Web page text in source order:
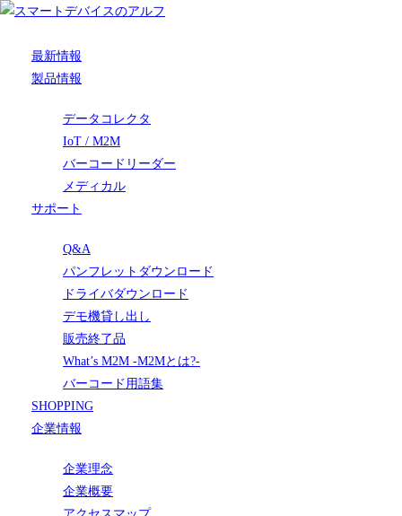
最新情報
製品情報
データコレクタ
IoT / M2M
バーコードリーダー
メディカル
サポート
Q&A
パンフレットダウンロード
ドライバダウンロード
デモ機貸し出し
販売終了品
What’s M2M -M2Mとは?-
バーコード用語集
SHOPPING
企業情報
企業理念
企業概要